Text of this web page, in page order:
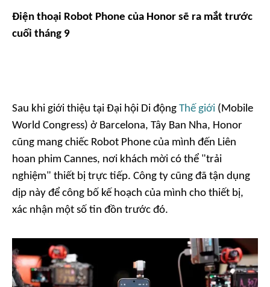
Điện thoại Robot Phone của Honor sẽ ra mắt trước
cuối tháng 9
Sau khi giới thiệu tại Đại hội Di động Thế giới (Mobile
World Congress) ở Barcelona, Tây Ban Nha, Honor
cũng mang chiếc Robot Phone của mình đến Liên
hoan phim Cannes, nơi khách mời có thể "trải
nghiệm" thiết bị trực tiếp. Công ty cũng đã tận dụng
dịp này để công bố kế hoạch của mình cho thiết bị,
xác nhận một số tin đồn trước đó.